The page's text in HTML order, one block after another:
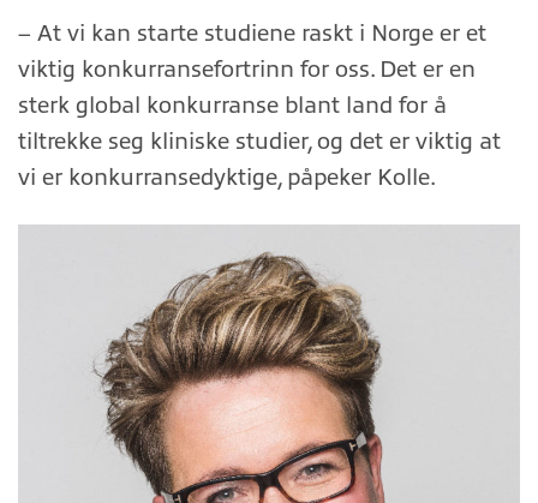
– At vi kan starte studiene raskt i Norge er et
viktig konkurransefortrinn for oss. Det er en
sterk global konkurranse blant land for å
tiltrekke seg kliniske studier, og det er viktig at
vi er konkurransedyktige, påpeker Kolle.